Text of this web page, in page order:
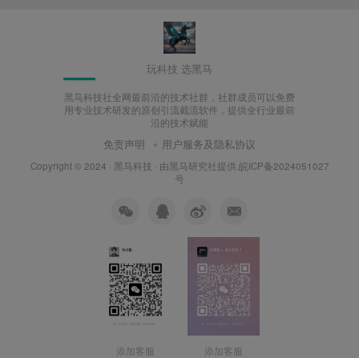
玩科技 选黑马
黑马科技社全网最前沿的技术社群，社群成员可以免费
用专业技术研发的原创引流截流软件，提供全行业最前
沿的技术赋能
免责声明 用户服务及隐私协议
Copyright © 2024 · 黑马科技 · 由黑马研究社提供.皖ICP备2024051027
号
添加客服 添加客服